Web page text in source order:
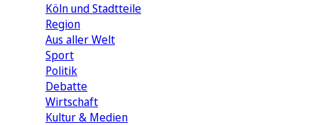
Köln und Stadtteile
Region
Aus aller Welt
Sport
Politik
Debatte
Wirtschaft
Kultur & Medien